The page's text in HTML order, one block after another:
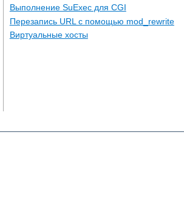
Выполнение SuExec для CGI
Перезапись URL с помощью mod_rewrite
Виртуальные хосты